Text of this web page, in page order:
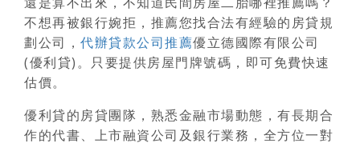
不想再被銀行婉拒，推薦您找合法有經驗的房貸規
劃公司， 代辦貸款公司推薦優立德國際有限公司
(優利貸)。只要提供房屋門牌號碼，即可免費快速
估價。
優利貸的房貸團隊，熟悉金融市場動態，有長期合
作的代書、上市融資公司及銀行業務，全方位一對